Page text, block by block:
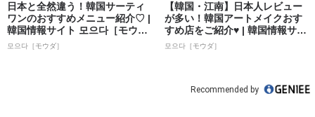
日本と全然違う！韓国サーティ
ワンのおすすめメニュー紹介♡ |
韓国情報サイト 모으다［モウ
ダ］
모으다［モウダ］
【韓国・江南】日本人レビュー
が多い！韓国アートメイクおす
すめ店をご紹介♥ | 韓国情報サイ
ト 모으...
모으다［モウダ］
Recommended by